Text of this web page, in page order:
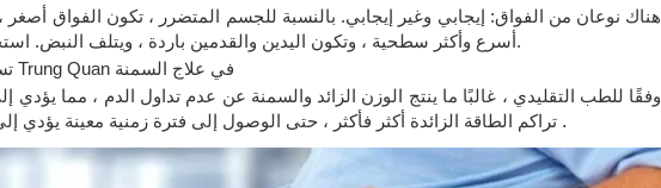
هناك نوعان من الفواق: إيجابي وغير إيجابي. بالنسبة للجسم المتضرر ، تكون الفواق
أسرع وأكثر سطحية ، وتكون اليدين والقدمين باردة ، ويتلف النبض. استخدم الوخز بالإبر للعلاج.
تساعد نقطة الوخز بالإبر Trung Quan في علاج السمنة
وفقًا للطب التقليدي ، غالبًا ما ينتج الوزن الزائد والسمنة عن عدم تداول الدم ، مما يؤدي
تراكم الطاقة الزائدة أكثر فأكثر ، حتى الوصول إلى فترة زمنية معينة يؤدي إلى السمنة وزيادة الوزن .